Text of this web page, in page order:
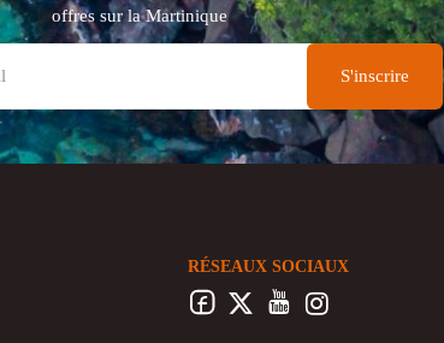
offres sur la Martinique
RÉSEAUX SOCIAUX